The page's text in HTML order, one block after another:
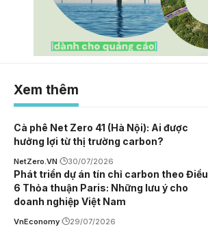
Xem thêm
Cà phê Net Zero 41 (Hà Nội): Ai được
hưởng lợi từ thị trường carbon?
NetZero.VN 30/07/2026
Phát triển dự án tín chỉ carbon theo Điều
6 Thỏa thuận Paris: Những lưu ý cho
doanh nghiệp Việt Nam
VnEconomy 29/07/2026